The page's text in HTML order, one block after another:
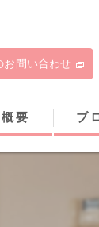
お問い合わせ
要 ブ